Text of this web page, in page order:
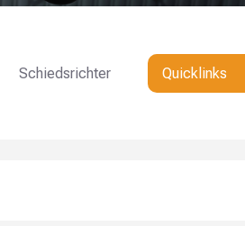
Schiedsrichter Quicklinks